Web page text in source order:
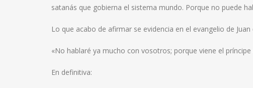
satanás que gobierna el sistema mundo. Porque no puede
Lo que acabo de afirmar se evidencia en el evangelio de
«No hablaré ya mucho con vosotros; porque viene el
En definitiva: